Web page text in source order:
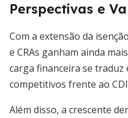
Perspectivas e
Com a extensão da
e CRAs ganham ainda
carga financeira se
competitivos frente ao CDI
Além disso, a crescente